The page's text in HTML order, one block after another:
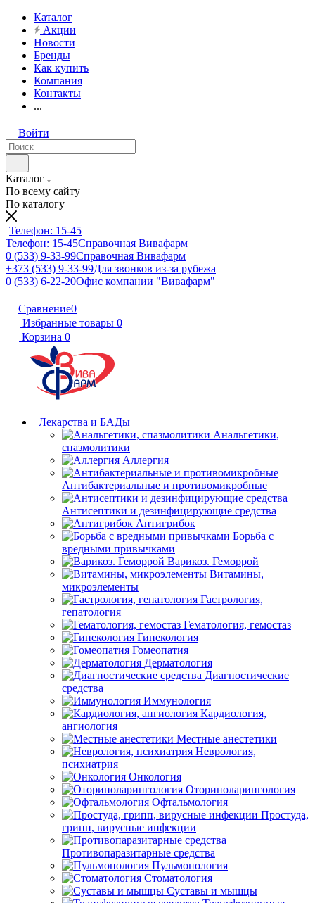
Каталог
Акции
Новости
Бренды
Как купить
Компания
Контакты
...
Войти
Каталог
По всему сайту
По каталогу
Телефон: 15-45
Телефон: 15-45Справочная Вивафарм
0 (533) 9-33-99Справочная Вивафарм
+373 (533) 9-33-99Для звонков из-за рубежа
0 (533) 6-22-20Офис компании "Вивафарм"
Сравнение0
Избранные товары 0
Корзина 0
Лекарства и БАДы
Анальгетики,
спазмолитики
Аллергия
Антибактериальные и противомикробные
Антисептики и дезинфицирующие средства
Антигрибок
Борьба с
вредными привычками
Варикоз. Геморрой
Витамины,
микроэлементы
Гастрология,
гепатология
Гематология, гемостаз
Гинекология
Гомеопатия
Дерматология
Диагностические
средства
Иммунология
Кардиология,
ангиология
Местные анестетики
Неврология,
психиатрия
Онкология
Оториноларингология
Офтальмология
Простуда,
грипп, вирусные инфекции
Противопаразитарные средства
Пульмонология
Стоматология
Суставы и мышцы